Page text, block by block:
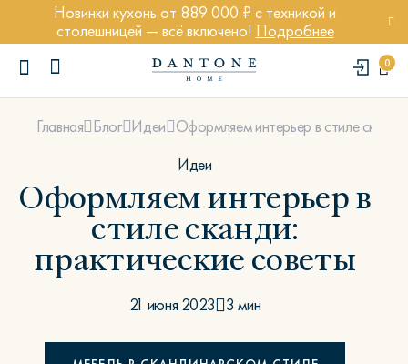
Новинки кухонь от 889 000 ₽ с техникой и
столешницей — всё включено! Подробнее
0
ПОПУЛЯРНЫЕ ЗАПРОСЫ
Диван Марсель
Стул Престон
Главная Блог Идеи Оформляем интерьер в стиле
Идеи
Оформляем интерьер в
стиле сканди:
практические советы
21 июня 2023 3 мин